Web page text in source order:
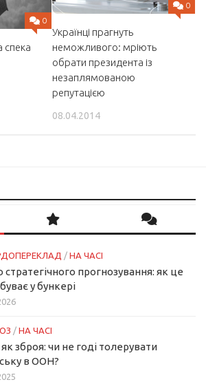
0
спека
0
Українці прагнуть
неможливого: мріють
обрати президента із
незаплямованою
репутацією
08.04.2014
/ НА ЧАСІ
прогнозування: як це
буває у бункері
/ НА ЧАСІ
зброя: чи не годі толерувати
в ООН?